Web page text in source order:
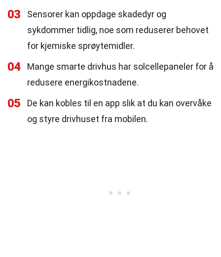
03
Sensorer kan oppdage skadedyr og
sykdommer tidlig, noe som reduserer behovet
for kjemiske sprøytemidler.
04
Mange smarte drivhus har solcellepaneler for å
redusere energikostnadene.
05
De kan kobles til en app slik at du kan overvåke
og styre drivhuset fra mobilen.